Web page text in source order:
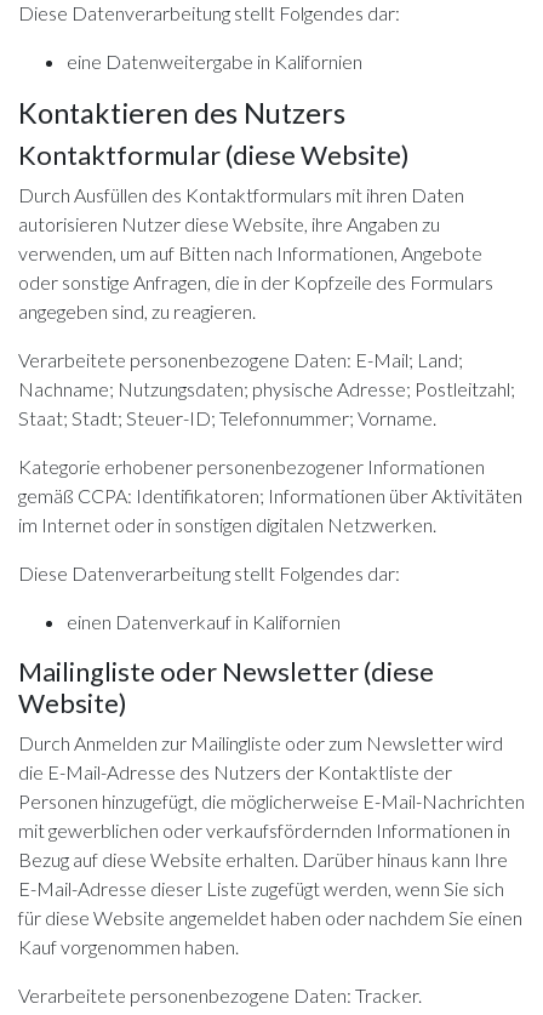
Diese Datenverarbeitung stellt Folgendes dar:
eine Datenweitergabe in Kalifornien
Kontaktieren des Nutzers
Kontaktformular (diese Website)
Durch Ausfüllen des Kontaktformulars mit ihren Daten
autorisieren Nutzer diese Website, ihre Angaben zu
verwenden, um auf Bitten nach Informationen, Angebote
oder sonstige Anfragen, die in der Kopfzeile des Formulars
angegeben sind, zu reagieren.
Verarbeitete personenbezogene Daten: E-Mail; Land;
Nachname; Nutzungsdaten; physische Adresse; Postleitzahl;
Staat; Stadt; Steuer-ID; Telefonnummer; Vorname.
Kategorie erhobener personenbezogener Informationen
gemäß CCPA: Identifikatoren; Informationen über Aktivitäten
im Internet oder in sonstigen digitalen Netzwerken.
Diese Datenverarbeitung stellt Folgendes dar:
einen Datenverkauf in Kalifornien
Mailingliste oder Newsletter (diese
Website)
Durch Anmelden zur Mailingliste oder zum Newsletter wird
die E-Mail-Adresse des Nutzers der Kontaktliste der
Personen hinzugefügt, die möglicherweise E-Mail-Nachrichten
mit gewerblichen oder verkaufsfördernden Informationen in
Bezug auf diese Website erhalten. Darüber hinaus kann Ihre
E-Mail-Adresse dieser Liste zugefügt werden, wenn Sie sich
für diese Website angemeldet haben oder nachdem Sie einen
Kauf vorgenommen haben.
Verarbeitete personenbezogene Daten: Tracker.